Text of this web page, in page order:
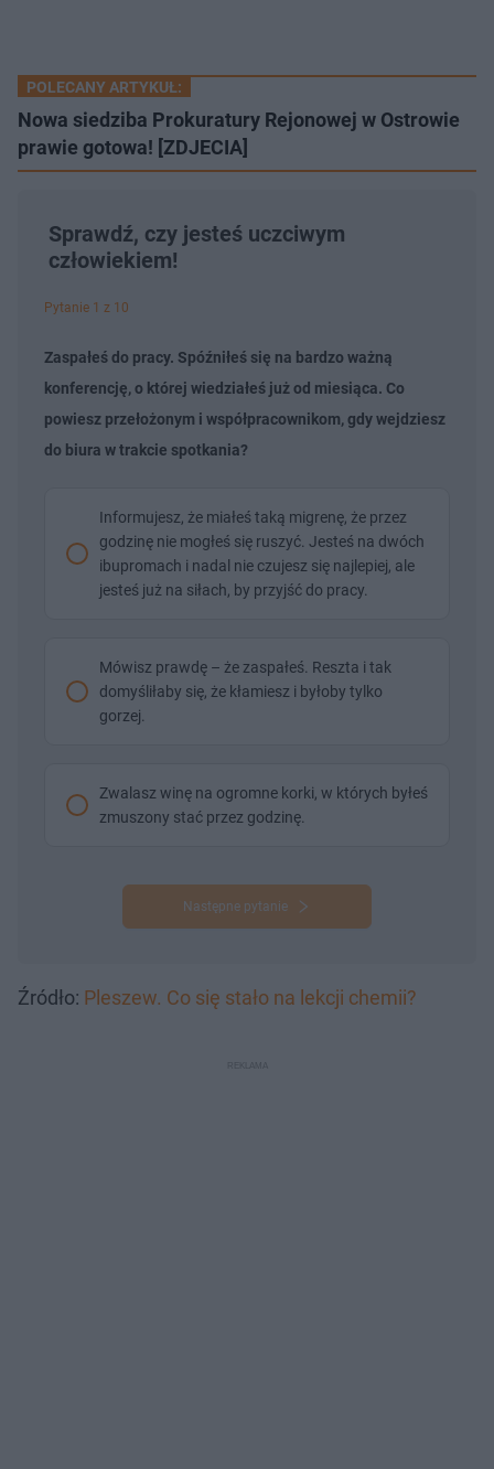
POLECANY ARTYKUŁ:
Nowa siedziba Prokuratury Rejonowej w Ostrowie
prawie gotowa! [ZDJECIA]
Sprawdź, czy jesteś uczciwym
człowiekiem!
Pytanie 1 z 10
Zaspałeś do pracy. Spóźniłeś się na bardzo ważną
konferencję, o której wiedziałeś już od miesiąca. Co
powiesz przełożonym i współpracownikom, gdy wejdziesz
do biura w trakcie spotkania?
Informujesz, że miałeś taką migrenę, że przez
godzinę nie mogłeś się ruszyć. Jesteś na dwóch
ibupromach i nadal nie czujesz się najlepiej, ale
jesteś już na siłach, by przyjść do pracy.
Mówisz prawdę – że zaspałeś. Reszta i tak
domyśliłaby się, że kłamiesz i byłoby tylko
gorzej.
Zwalasz winę na ogromne korki, w których byłeś
zmuszony stać przez godzinę.
Następne pytanie
Źródło: Pleszew. Co się stało na lekcji chemii?